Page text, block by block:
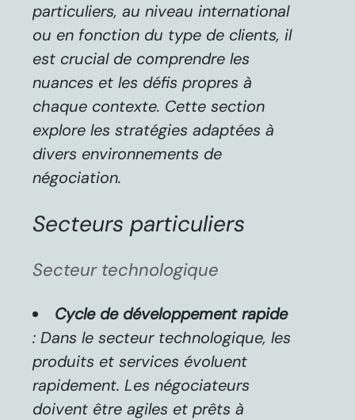
particuliers, au niveau international
ou en fonction du type de clients, il
est crucial de comprendre les
nuances et les défis propres à
chaque contexte. Cette section
explore les stratégies adaptées à
divers environnements de
négociation.
Secteurs particuliers
Secteur technologique
Cycle de développement rapide
: Dans le secteur technologique, les
produits et services évoluent
rapidement. Les négociateurs
doivent être agiles et prêts à